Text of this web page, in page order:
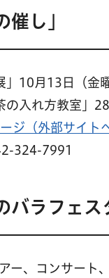
催し」
」10月13日（
の入れ方教室」
ジ（外部サイト
324-7991
バラフェ
ー、コンサート